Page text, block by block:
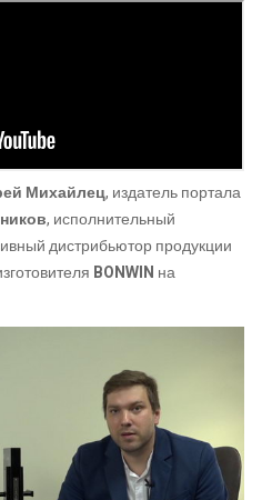
Михайлец, издатель портала
, исполнительный
дистрибьютор продукции
BONWIN на